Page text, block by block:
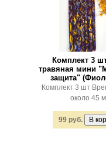
Комплект 3
травяная мини
защита"
Комплект 3 шт
около 45
99 руб.